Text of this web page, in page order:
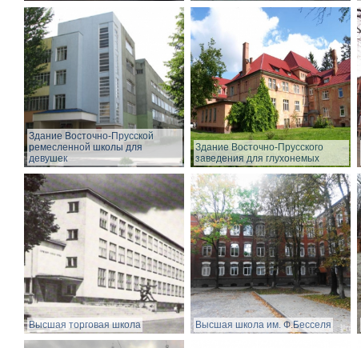
Здание Восточно-Прусской
ремесленной школы для
девушек
Здание Восточно-Прусского
заведения для глухонемых
Высшая торговая школа Высшая школа им. Ф.Бесселя